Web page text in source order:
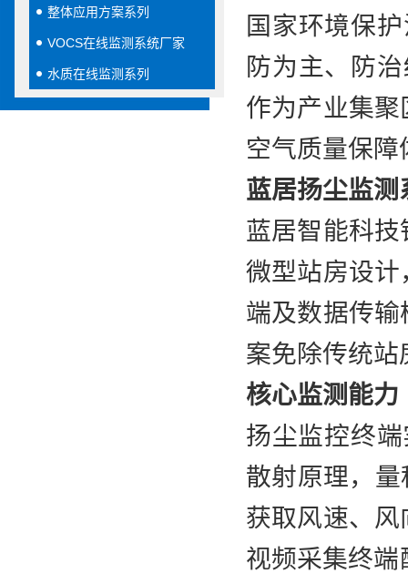
整体应用方案系列
VOCS在线监测系统厂家
水质在线监测系列
国家环境保
防为主、防
作为产业集
空气质量保
蓝居扬尘监测
蓝居智能科
微型站房设
端及数据传
案免除传统站
核心监测能力
扬尘监控终
散射原理，
获取风速、
视频采集终